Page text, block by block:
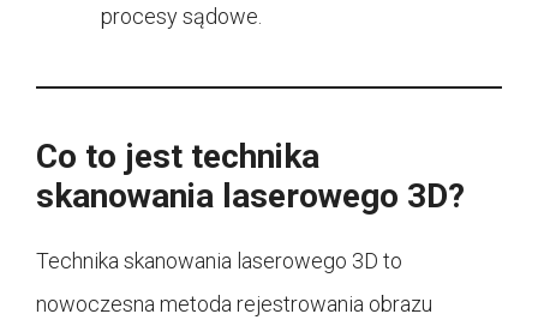
procesy sądowe.
Co to jest technika
skanowania laserowego 3D?
Technika skanowania laserowego 3D to
nowoczesna metoda rejestrowania obrazu